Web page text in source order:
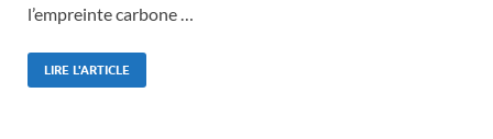
l’empreinte carbone …
LIRE L'ARTICLE